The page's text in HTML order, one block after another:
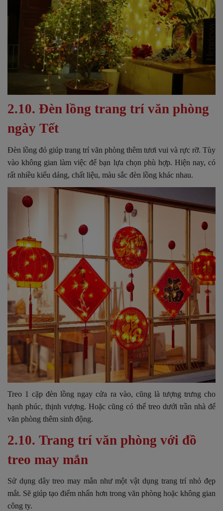
2.10. Đèn lồng trang trí văn phòng
ngày Tết
Đèn lồng đỏ giúp trang trí văn phòng thêm tươi vui và rực rỡ. Tùy
vào không gian làm việc để bạn lựa chọn phù hợp. Hiện nay, có
rất nhiều kiểu dáng, chất liệu, màu sắc đèn lồng khác nhau.
Treo 1 cặp đèn lồng ngay cửa ra vào, cũng là tượng trưng cho
hạnh phúc, thịnh vượng. Hoặc cũng có thể treo dưới trần nhà để
văn phòng thêm sinh động.
2.10. Trang trí văn phòng với đồ
treo may mắn
Sử dụng dây treo may mắn như một vật dụng trang trí nhỏ đẹp
mắt. Sẽ giúp tạo điểm nhấn hơn trong văn phòng hoặc không gian
công ty.